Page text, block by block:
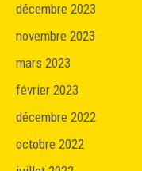
décembre 2023
novembre 2023
mars 2023
février 2023
décembre 2022
octobre 2022